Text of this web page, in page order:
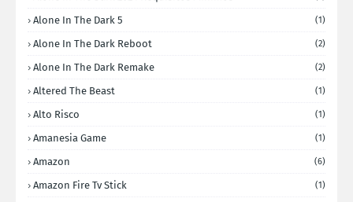
Alone In The Dark 5 (1)
Alone In The Dark Reboot (2)
Alone In The Dark Remake (2)
Altered The Beast (1)
Alto Risco (1)
Amanesia Game (1)
Amazon (6)
Amazon Fire Tv Stick (1)